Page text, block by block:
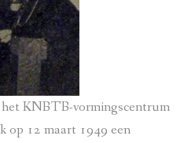
KNBTB-vormingscentrum
op 12 maart 1949 een